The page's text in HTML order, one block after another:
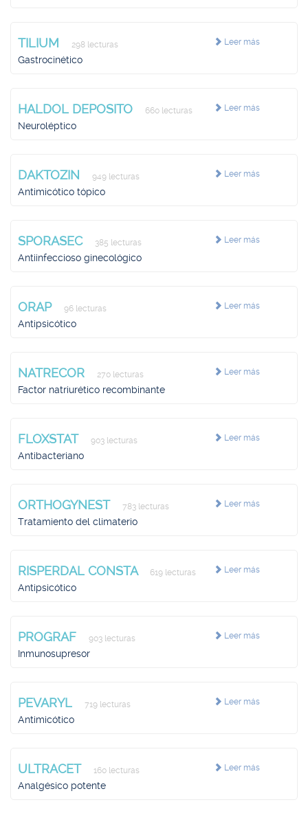
Leer más
TILIUM 298 lecturas
Gastrocinético
Leer más
HALDOL DEPOSITO 660 lecturas
Neuroléptico
Leer más
DAKTOZIN 949 lecturas
Antimicótico tópico
Leer más
SPORASEC 385 lecturas
Antiinfeccioso ginecológico
Leer más
ORAP 96 lecturas
Antipsicótico
Leer más
NATRECOR 270 lecturas
Factor natriurético recombinante
Leer más
FLOXSTAT 903 lecturas
Antibacteriano
Leer más
ORTHOGYNEST 783 lecturas
Tratamiento del climaterio
Leer más
RISPERDAL CONSTA 619 lecturas
Antipsicótico
Leer más
PROGRAF 903 lecturas
Inmunosupresor
Leer más
PEVARYL 719 lecturas
Antimicótico
Leer más
ULTRACET 160 lecturas
Analgésico potente